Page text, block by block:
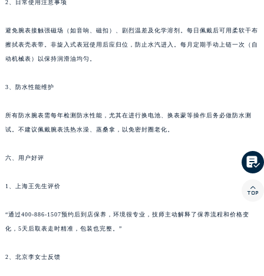
2、日常使用注意事项
避免腕表接触强磁场（如音响、磁扣）、剧烈温差及化学溶剂。每日佩戴后可用柔软干布
擦拭表壳表带。非旋入式表冠使用后应归位，防止水汽进入。每月定期手动上链一次（自
动机械表）以保持润滑油均匀。
3、防水性能维护
所有防水腕表需每年检测防水性能，尤其在进行换电池、换表蒙等操作后务必做防水测
试。不建议佩戴腕表洗热水澡、蒸桑拿，以免密封圈老化。
六、用户好评
1、上海王先生评价
“通过400-886-1507预约后到店保养，环境很专业，技师主动解释了保养流程和价格变
化，5天后取表走时精准，包装也完整。”
2、北京李女士反馈

